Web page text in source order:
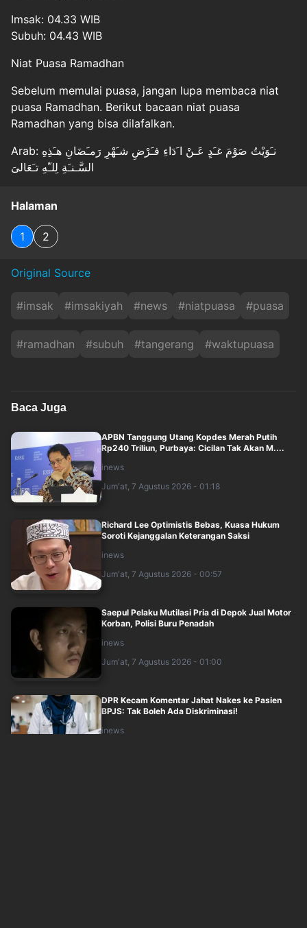
Imsak: 04.33 WIB
Subuh: 04.43 WIB
Niat Puasa Ramadhan
Sebelum memulai puasa, jangan lupa membaca niat
puasa Ramadhan. Berikut bacaan niat puasa
Ramadhan yang bisa dilafalkan.
Arab: نـَوَيْتُ صَوْمَ غـَدٍ عَـنْ ا َدَاءِ فـَرْضِ شـَهْرِ رَمـَضَانِ هـَذِهِ
Halaman
1 2
Original Source
#imsak #imsakiyah #news #niatpuasa #puasa
#ramadhan #subuh #tangerang #waktupuasa
Baca Juga
APBN Tanggung Utang Kopdes Merah Putih
Rp240 Triliun, Purbaya: Cicilan Tak Akan M....
inews
Jum'at, 7 Agustus 2026 - 01:18
Richard Lee Optimistis Bebas, Kuasa Hukum
Soroti Kejanggalan Keterangan Saksi
inews
Jum'at, 7 Agustus 2026 - 00:57
Saepul Pelaku Mutilasi Pria di Depok Jual Motor
Korban, Polisi Buru Penadah
inews
Jum'at, 7 Agustus 2026 - 01:00
DPR Kecam Komentar Jahat Nakes ke Pasien
BPJS: Tak Boleh Ada Diskriminasi!
inews